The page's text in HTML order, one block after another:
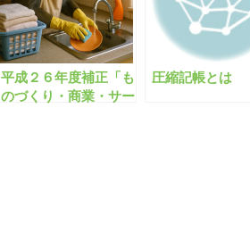
平成２６年度補正「も
のづくり・商業・サー
圧縮記帳とは